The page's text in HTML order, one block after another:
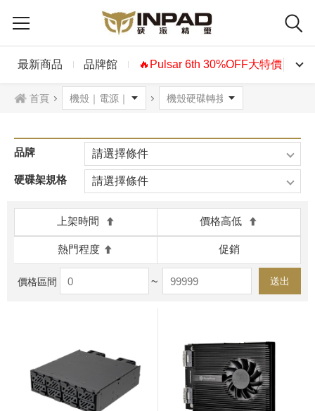
最新商品 品牌館 🔥Pulsar 6th 30%OFF大特價🔥
首頁
品牌 請選擇條件
硬碟架規格 請選擇條件
上架時間 價格高低
熱門程度 促銷
價格區間 ~ 送出